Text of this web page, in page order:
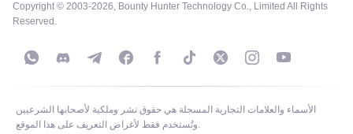
Copyright © 2003-2026, Bounty Hunter Technology Co., Limited All Rights
Reserved.
الأسماء والعلامات التجارية المسجلة هي حقوق نشر وملكية لأصحابها الشرعيين
وتُستخدم فقط لأغراض التعريف على هذا الموقع.